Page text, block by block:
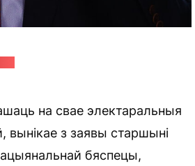
на свае электаральныя
вынікае з заявы старшыні
бяспецы,